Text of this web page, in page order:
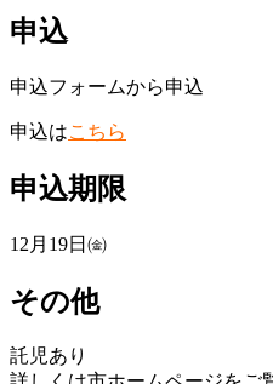
申込
申込フォームから申込
申込はこちら
申込期限
12月19日㈮
その他
託児あり